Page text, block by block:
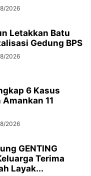
2026
Letakkan Batu
Gedung BPS
2026
6 Kasus
11
2026
GENTING
Terima
Layak...